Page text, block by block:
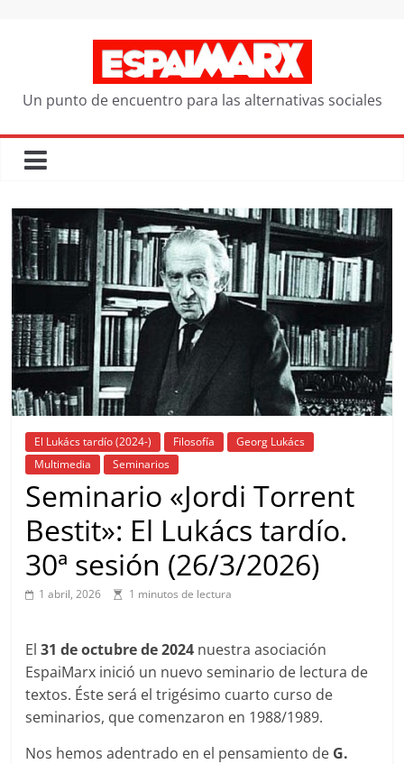
Un punto de encuentro para las alternativas sociales
El Lukács tardío (2024-) Filosofía
Georg Lukács
Multimedia
Seminarios
Seminario «Jordi Torrent
Bestit»: El Lukács tardío.
30ª sesión (26/3/2026)
1 abril, 2026 1 minutos de lectura
El31 de octubre de 2024 nuestra asociación
EspaiMarx inició un nuevo seminario de lectura de
textos. Éste será el trigésimo cuarto curso de
seminarios, que comenzaron en 1988/1989.
Nos hemos adentrado en el pensamiento de G.